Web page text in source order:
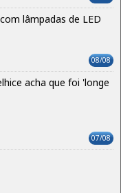
lâmpadas de LED
08/08
acha que foi 'longe
07/08